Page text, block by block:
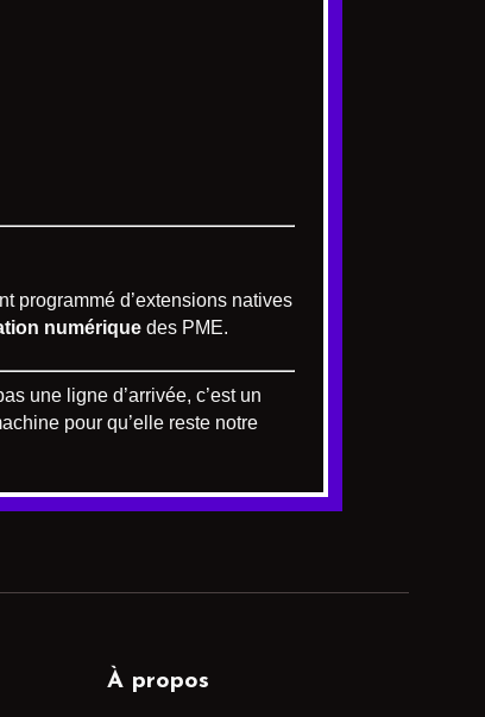
programmé d’extensions natives
numérique des PME.
une ligne d’arrivée, c’est un
pour qu’elle reste notre
À propos